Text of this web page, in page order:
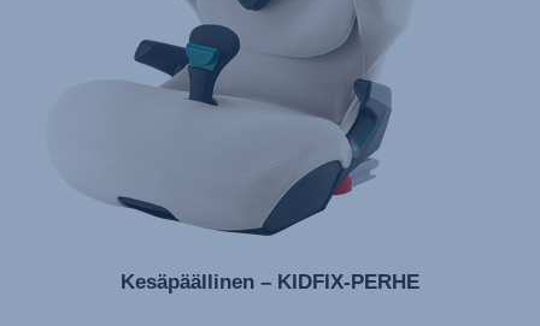
Kesäpäällinen – KIDFIX-PERHE